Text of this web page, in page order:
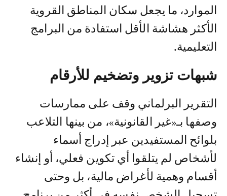
الموارد، ما يجعل سكان المناطق القروية
الأكثر هشاشة الأقل استفادة من البرامج
التعليمية.
شبهات تزوير وتضخيم للأرقام
التقرير البرلماني وقف على ممارسات
وصفها بـ«غير القانونية»، من بينها التلاعب
بلوائح المستفيدين عبر إدراج أسماء
لأشخاص لم يتلقوا أي تكوين فعلي، أو إنشاء
أقسام وهمية لأغراض مالية، بل وحتى